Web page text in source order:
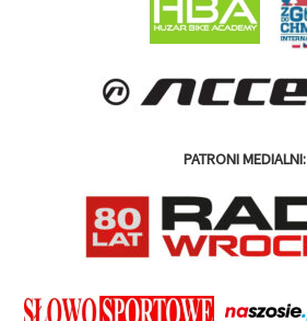
PATRONI MEDIALNI: